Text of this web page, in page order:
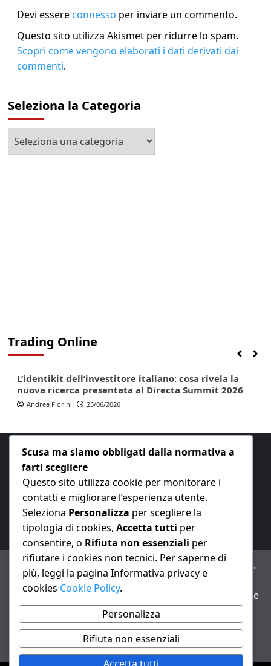
Devi essere connesso per inviare un commento.
Questo sito utilizza Akismet per ridurre lo spam.
Scopri come vengono elaborati i dati derivati dai
commenti.
Seleziona la Categoria
la
Trading Online
L’identikit dell’investitore italiano: cosa rivela la
nuova ricerca presentata al Directa Summit 2026
Andrea Fiorini 25/06/2026
E-mail:redazione@nuovaeconomia.it
ANNO XXIII – Testata giornalistica reg. Trib. Milano n.
487 del 20/9/2002 – Dir. resp. Andrea Fiorini
Avviso IA: alcuni articoli di questo sito possono essere
realizzati con il supporto di sistemi di intelligenza
artificiale con supervisione e verifica di un redattore
Informativa privacy e cookie
Scusa ma siamo obbligati dalla normativa a
farti scegliere
Questo sito utilizza cookie per monitorare i
contatti e migliorare l’esperienza utente.
Seleziona Personalizza per scegliere la
tipologia di cookies, Accetta tutti per
consentire, o Rifiuta non essenziali per
rifiutare i cookies non tecnici. Per saperne di
più, leggi la pagina Informativa privacy e
cookies Cookie Policy.
Personalizza
Rifiuta non essenziali